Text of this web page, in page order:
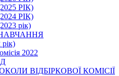
РІК)
РІК)
рік)
2022
ВІДБІРКОВОЇ КОМІСІЇ